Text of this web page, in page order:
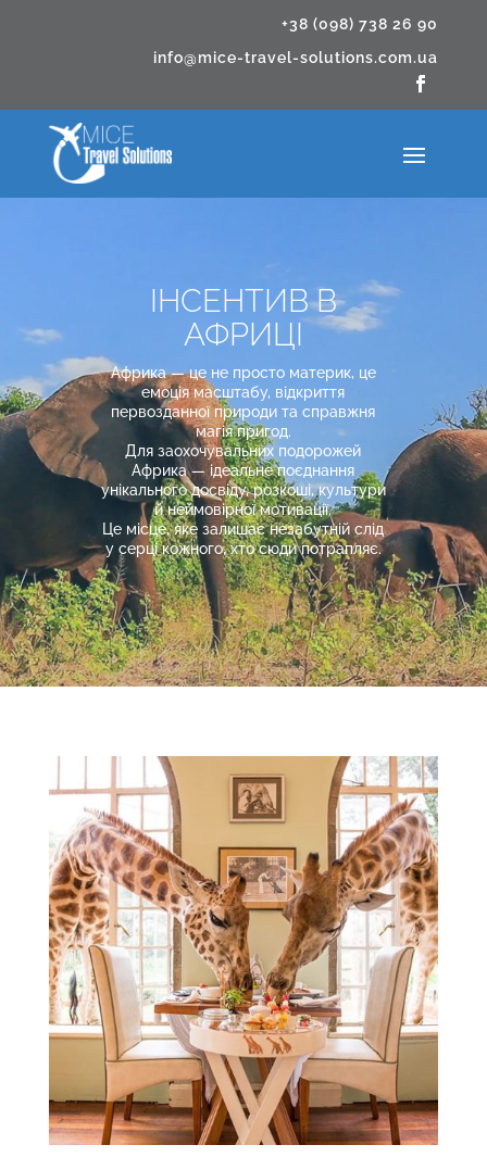
+38 (098) 738 26 90
info@mice-travel-solutions.com.ua
ІНСЕНТИВ В
АФРИЦІ
Африка — це не просто материк, це
емоція масштабу, відкриття
первозданної природи та справжня
магія пригод.
Для заохочувальних подорожей
Африка — ідеальне поєднання
унікального досвіду, розкоші, культури
й неймовірної мотивації.
Це місце, яке залишає незабутній слід
у серці кожного, хто сюди потрапляє.